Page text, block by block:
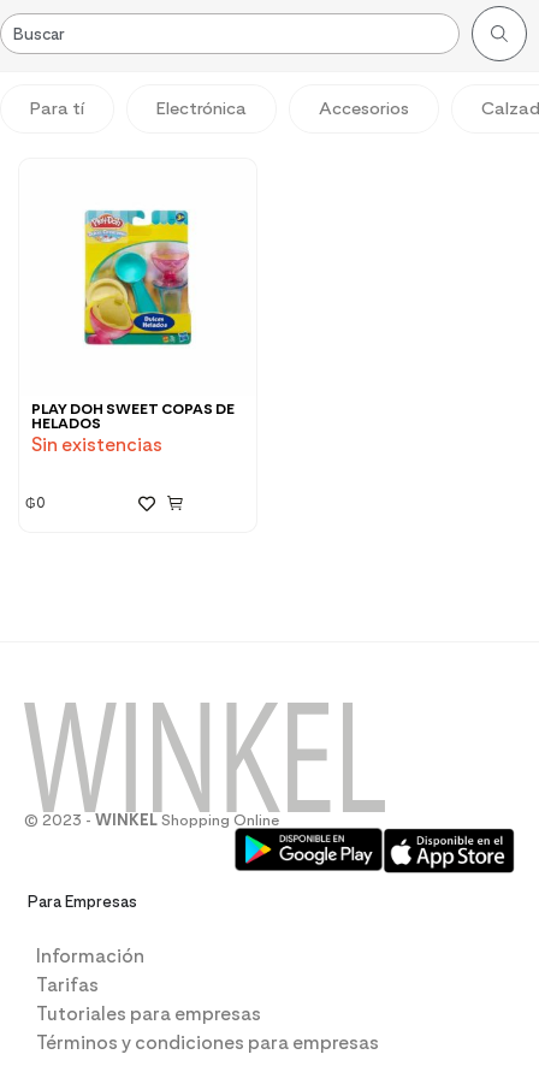
Para tí Electrónica Accesorios
PLAY DOH SWEET COPAS DE
HELADOS
Sin existencias
₲0
© 2023 - WINKEL Shopping Online
Para Empresas
Información
Tarifas
Tutoriales para empresas
Términos y condiciones para empresas